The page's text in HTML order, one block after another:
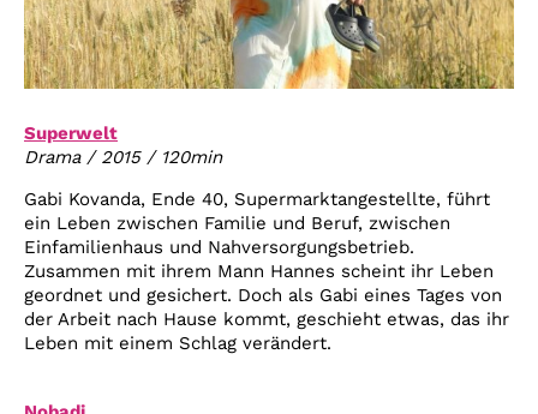
Superwelt
Drama / 2015 / 120min
Gabi Kovanda, Ende 40, Supermarktangestellte, führt
ein Leben zwischen Familie und Beruf, zwischen
Einfamilienhaus und Nahversorgungsbetrieb.
Zusammen mit ihrem Mann Hannes scheint ihr Leben
geordnet und gesichert. Doch als Gabi eines Tages von
der Arbeit nach Hause kommt, geschieht etwas, das ihr
Leben mit einem Schlag verändert.